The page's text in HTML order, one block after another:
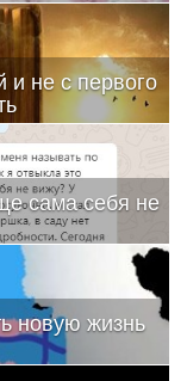
и не с первого
сама себя не
новую жизнь